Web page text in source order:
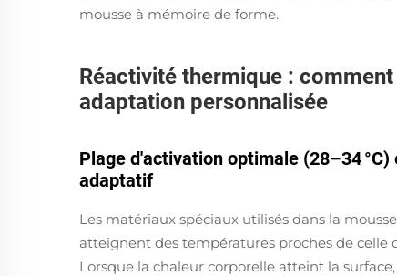
mousse à mémoire de forme.
Réactivité thermique :
adaptation personnalisée
Plage d'activation optimale (28–34
adaptatif
Les matériaux spéciaux utilisés dans la
atteignent des températures proches de celle
Lorsque la chaleur corporelle atteint la